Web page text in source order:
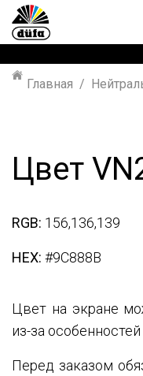
Главная
Цвет
RGB: 156,136,139
HEX: #9C888B
Цвет на экране
из-за
Перед заказом